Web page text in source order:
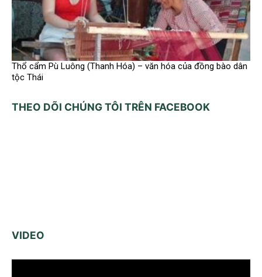
Thổ cẩm Pù Luông (Thanh Hóa) – văn hóa của đồng bào dân
tộc Thái
THEO DÕI CHÚNG TÔI TRÊN FACEBOOK
VIDEO